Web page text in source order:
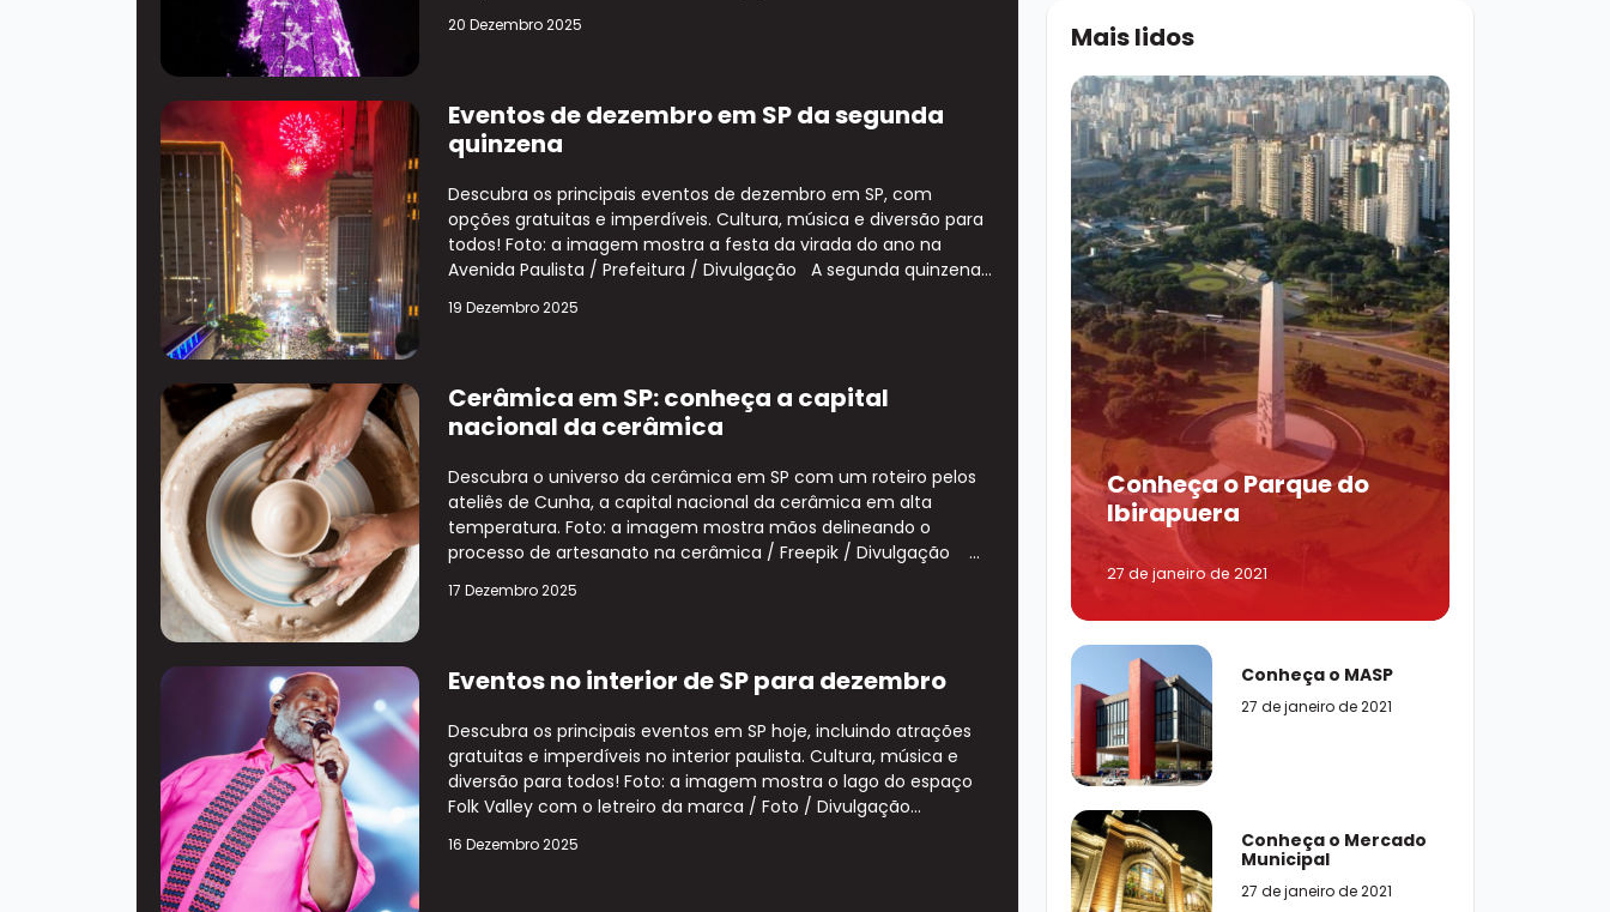
20 Dezembro 2025
Eventos de dezembro em SP da segunda
quinzena
Descubra os principais eventos de dezembro em SP, com
opções gratuitas e imperdíveis. Cultura, música e diversão para
todos! Foto: a imagem mostra a festa da virada do ano na
Avenida Paulista / Prefeitura / Divulgação A segunda quinzena...
19 Dezembro 2025
Cerâmica em SP: conheça a capital
nacional da cerâmica
Descubra o universo da cerâmica em SP com um roteiro pelos
ateliês de Cunha, a capital nacional da cerâmica em alta
temperatura. Foto: a imagem mostra mãos delineando o
processo de artesanato na cerâmica / Freepik / Divulgação ...
17 Dezembro 2025
Eventos no interior de SP para dezembro
Descubra os principais eventos em SP hoje, incluindo atrações
gratuitas e imperdíveis no interior paulista. Cultura, música e
diversão para todos! Foto: a imagem mostra o lago do espaço
Folk Valley com o letreiro da marca / Foto / Divulgação...
16 Dezembro 2025
Mais lidos
Conheça o Parque do
Ibirapuera
27 de janeiro de 2021
Conheça o MASP
27 de janeiro de 2021
Conheça o Mercado
Municipal
27 de janeiro de 2021